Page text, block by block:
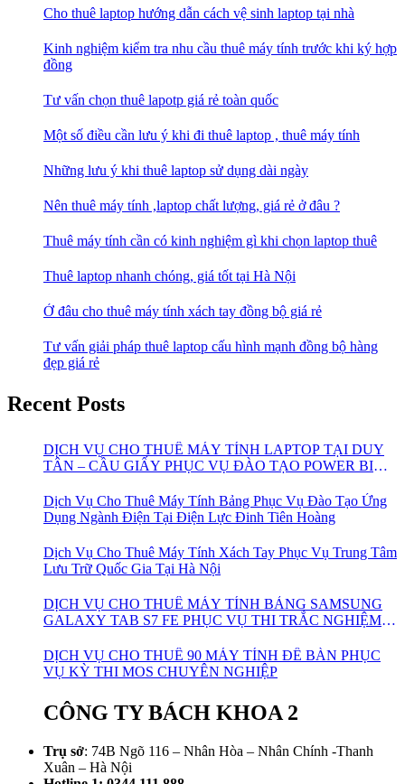
Cho thuê laptop hướng dẫn cách vệ sinh laptop tại nhà
Kinh nghiệm kiểm tra nhu cầu thuê máy tính trước khi ký hợp
đồng
Tư vấn chọn thuê lapotp giá rẻ toàn quốc
Một số điều cần lưu ý khi đi thuê laptop , thuê máy tính
Những lưu ý khi thuê laptop sử dụng dài ngày
Nên thuê máy tính ,laptop chất lượng, giá rẻ ở đâu ?
Thuê máy tính cần có kinh nghiệm gì khi chọn laptop thuê
Thuê laptop nhanh chóng, giá tốt tại Hà Nội
Ở đâu cho thuê máy tính xách tay đồng bộ giá rẻ
Tư vấn giải pháp thuê laptop cấu hình mạnh đồng bộ hàng
đẹp giá rẻ
Recent Posts
DỊCH VỤ CHO THUÊ MÁY TÍNH LAPTOP TẠI DUY
TÂN – CẦU GIẤY PHỤC VỤ ĐÀO TẠO POWER BI
Dịch Vụ Cho Thuê Máy Tính Bảng Phục Vụ Đào Tạo Ứng
Dụng Ngành Điện Tại Điện Lực Đinh Tiên Hoàng
Dịch Vụ Cho Thuê Máy Tính Xách Tay Phục Vụ Trung Tâm
Lưu Trữ Quốc Gia Tại Hà Nội
DỊCH VỤ CHO THUÊ MÁY TÍNH BẢNG SAMSUNG
GALAXY TAB S7 FE PHỤC VỤ THI TRẮC NGHIỆM
DỊCH VỤ CHO THUÊ 90 MÁY TÍNH ĐỂ BÀN PHỤC
VỤ KỲ THI MOS CHUYÊN NGHIỆP
CÔNG TY BÁCH KHOA 2
Trụ sở: 74B Ngõ 116 – Nhân Hòa – Nhân Chính -Thanh
Xuân – Hà Nội